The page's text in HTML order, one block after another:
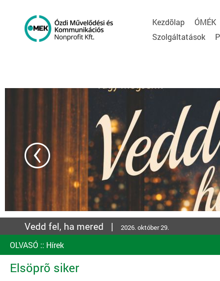
Kezdõlap
ÓMÉK
Szolgáltatások
Vedd fel, ha mered | 2026. október 29.
OLVASÓ :: Hírek
Elsöprõ siker